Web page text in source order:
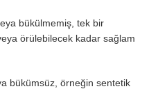
bükülmemiş, tek bir
örülebilecek kadar sağlam
bükümsüz, örneğin sentetik